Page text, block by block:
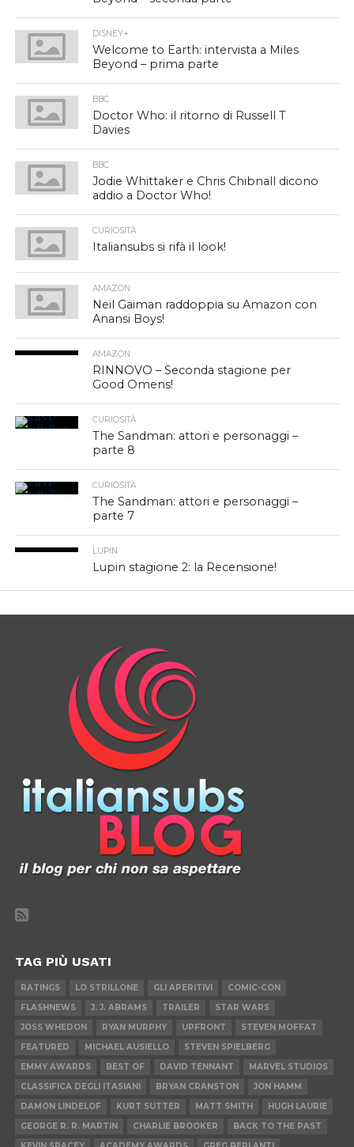
DISNEY+
Welcome to Earth: intervista a Miles
Beyond – prima parte
BBC
Doctor Who: il ritorno di Russell T
Davies
BBC
Jodie Whittaker e Chris Chibnall dicono
addio a Doctor Who!
CURIOSITÀ
Italiansubs si rifà il look!
AMAZON
Neil Gaiman raddoppia su Amazon con
Anansi Boys!
AMAZON
RINNOVO – Seconda stagione per
Good Omens!
CURIOSITÀ
The Sandman: attori e personaggi –
parte 8
CURIOSITÀ
The Sandman: attori e personaggi –
parte 7
LUPIN
Lupin stagione 2: la Recensione!
TAG PIÙ USATI
RATINGS LO STRILLONE GLI APERITIVI
COMIC-CON
FLASHNEWS
J. J. ABRAMS TRAILER
STAR WARS
JOSS WHEDON
RYAN MURPHY UPFRONT
STEVEN MOFFAT
FEATURED
MICHAEL AUSIELLO
STEVEN SPIELBERG
EMMY AWARDS
BEST OF DAVID TENNANT
MARVEL STUDIOS
CLASSIFICA DEGLI ITASIANI
BRYAN CRANSTON
JON HAMM
DAMON LINDELOF
KURT SUTTER MATT SMITH
HUGH LAURIE
GEORGE R. R. MARTIN
CHARLIE BROOKER
BACK TO THE PAST